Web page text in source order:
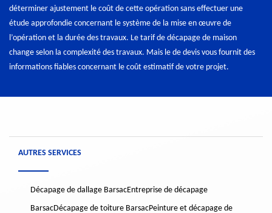
déterminer ajustement le coût de cette opération sans effectuer une
étude approfondie concernant le système de la mise en œuvre de
l’opération et la durée des travaux. Le tarif de décapage de maison
change selon la complexité des travaux. Mais le de devis vous fournit des
informations fiables concernant le coût estimatif de votre projet.
AUTRES SERVICES
Décapage de dallage BarsacEntreprise de décapage
BarsacDécapage de toiture BarsacPeinture et décapage de